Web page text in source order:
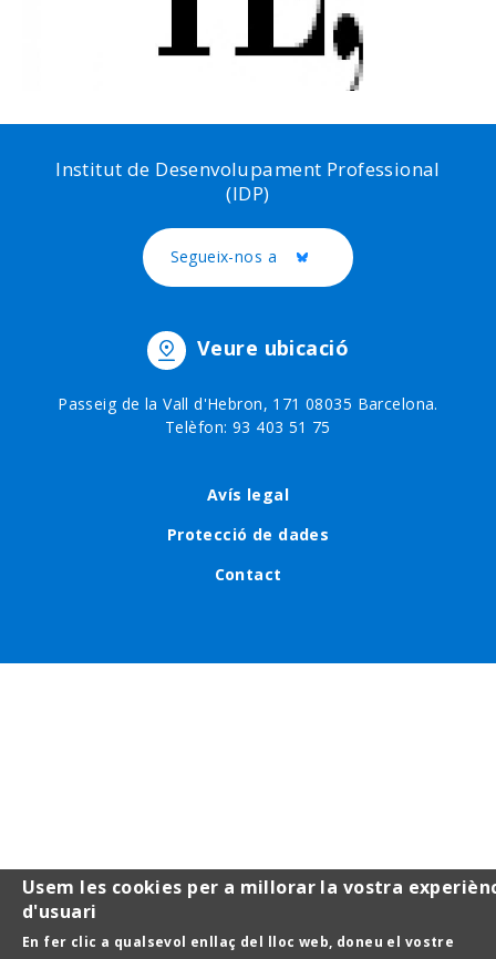
Institut de Desenvolupament Professional
(IDP)
Segueix-nos a Twitter
Veure ubicació
Passeig de la Vall d'Hebron, 171 08035 Barcelona.
Telèfon: 93 403 51 75
Avís legal
Protecció de dades
Contact
Usem les cookies per a millorar la vostra
d'usuari
En fer clic a qualsevol enllaç del lloc web, doneu el vostre